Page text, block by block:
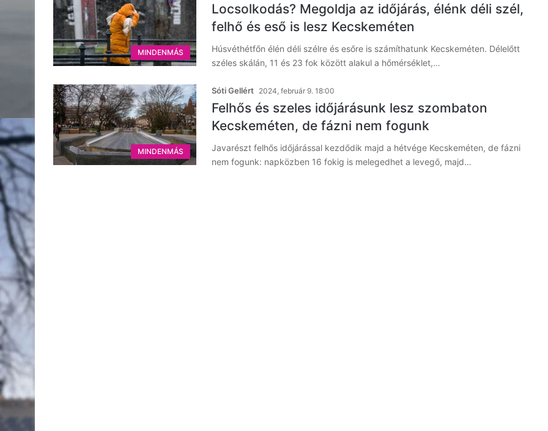
MINDENMÁS
Locsolkodás? Megoldja az időjárás, élénk déli szél,
felhő és eső is lesz Kecskeméten
Húsvéthétfőn élén déli szélre és esőre is számíthatunk Kecskeméten. Délelőtt
széles skálán, 11 és 23 fok között alakul a hőmérséklet,…
MINDENMÁS
Sóti Gellért 2024, február 9. 18:00
Felhős és szeles időjárásunk lesz szombaton
Kecskeméten, de fázni nem fogunk
Javarészt felhős időjárással kezdődik majd a hétvége Kecskeméten, de fázni
nem fogunk: napközben 16 fokig is melegedhet a levegő, majd…